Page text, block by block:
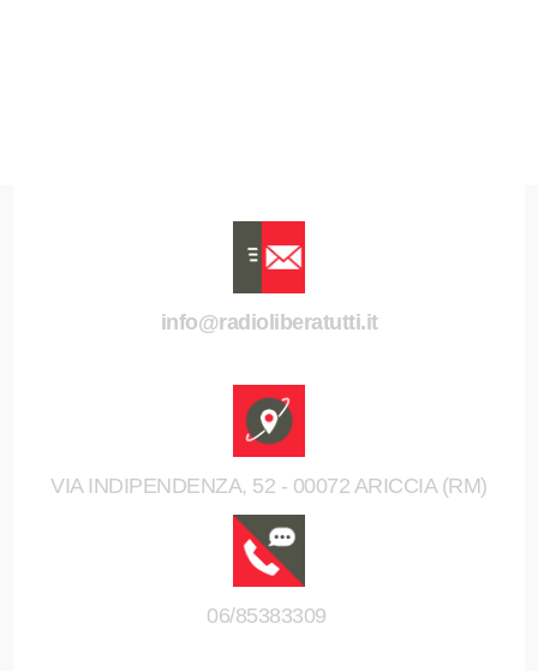
info@radioliberatutti.it
VIA INDIPENDENZA, 52 - 00072 ARICCIA (RM)
06/85383309